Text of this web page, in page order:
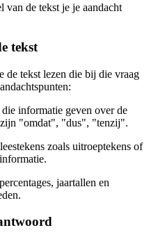
van de tekst je je aandacht
tekst
de tekst lezen die bij die vraag
informatie geven over de
zijn "omdat", "dus", "tenzij".
zoals uitroeptekens of
jaartallen en